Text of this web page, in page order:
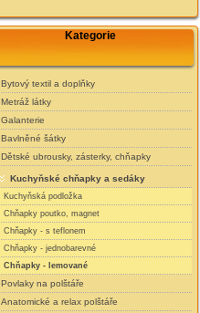
Kategorie
Bytový textil a doplňky
Metráž látky
Galanterie
Bavlněné šátky
Dětské ubrousky, zásterky, chňapky
Kuchyňské chňapky a sedáky
Kuchyňská podložka
Chňapky poutko, magnet
Chňapky - s teflonem
Chňapky - jednobarevné
Chňapky - lemované
Povlaky na polštáře
Anatomické a relax polštáře